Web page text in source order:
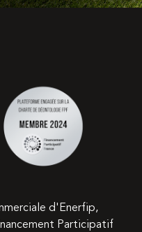
d'Enerfip,
Participatif